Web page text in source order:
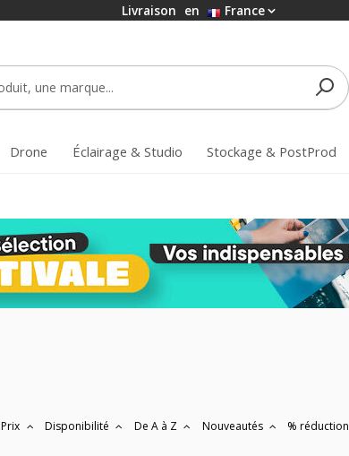
Livraison en France
Drone Éclairage & Studio Stockage & PostProd
Prix Disponibilité De A à Z Nouveautés % réduction